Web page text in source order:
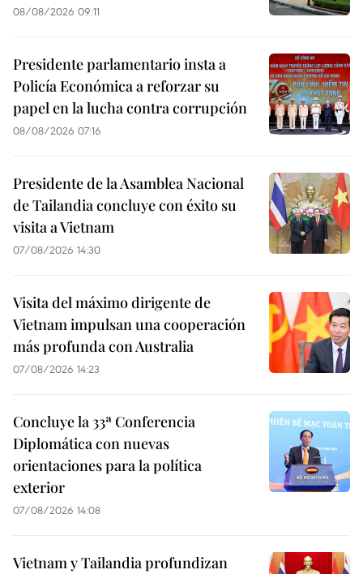
08/08/2026 09:11
Presidente parlamentario insta a
Policía Económica a reforzar su
papel en la lucha contra corrupción
08/08/2026 07:16
Presidente de la Asamblea Nacional
de Tailandia concluye con éxito su
visita a Vietnam
07/08/2026 14:30
Visita del máximo dirigente de
Vietnam impulsan una cooperación
más profunda con Australia
07/08/2026 14:23
Concluye la 33ª Conferencia
Diplomática con nuevas
orientaciones para la política
exterior
07/08/2026 14:08
Vietnam y Tailandia profundizan